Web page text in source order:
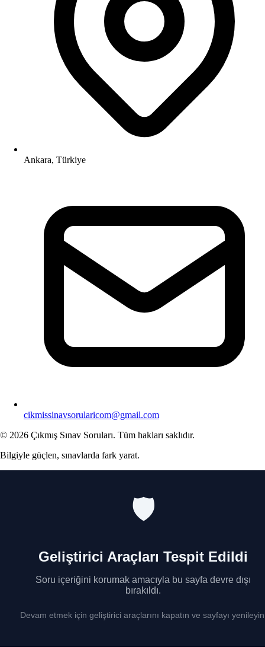
Ankara, Türkiye
cikmissinavsorularicom@gmail.com
© 2026 Çıkmış Sınav Soruları. Tüm hakları saklıdır.
Bilgiyle güçlen, sınavlarda fark yarat.
🛡️
Geliştirici Araçları Tespit Edildi
Soru içeriğini korumak amacıyla bu sayfa devre dışı
bırakıldı.
Devam etmek için geliştirici araçlarını kapatın ve sayfayı